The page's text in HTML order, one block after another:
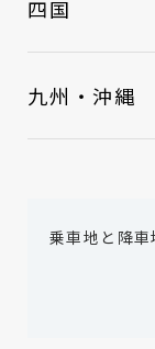
四国
九州・沖縄
乗車地と降